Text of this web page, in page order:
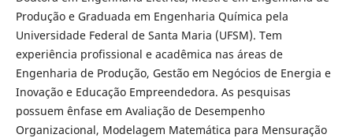
Produção e Graduada em Engenharia Química pela
Universidade Federal de Santa Maria (UFSM). Tem
experiência profissional e acadêmica nas áreas de
Engenharia de Produção, Gestão em Negócios de Energia e
Inovação e Educação Empreendedora. As pesquisas
possuem ênfase em Avaliação de Desempenho
Organizacional, Modelagem Matemática para Mensuração